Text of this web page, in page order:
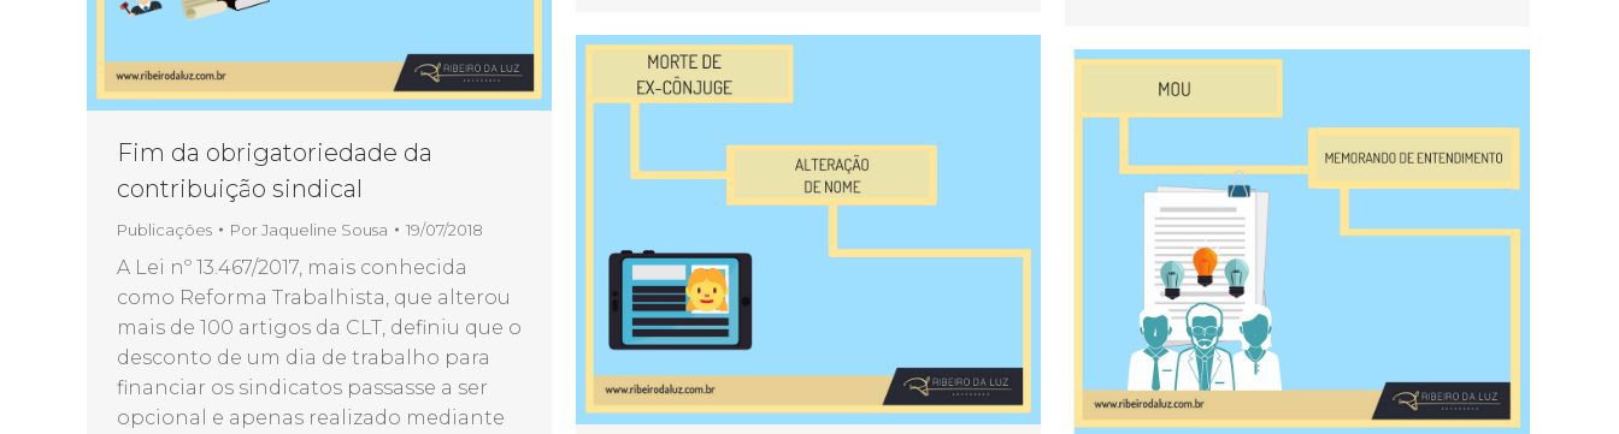
Fim da obrigatoriedade da
contribuição sindical
Publicações PorJaqueline Sousa 19/07/2018
A Lei nº 13.467/2017, mais conhecida
como Reforma Trabalhista, que alterou
mais de 100 artigos da CLT, definiu que o
desconto de um dia de trabalho para
financiar os sindicatos passasse a ser
opcional e apenas realizado mediante